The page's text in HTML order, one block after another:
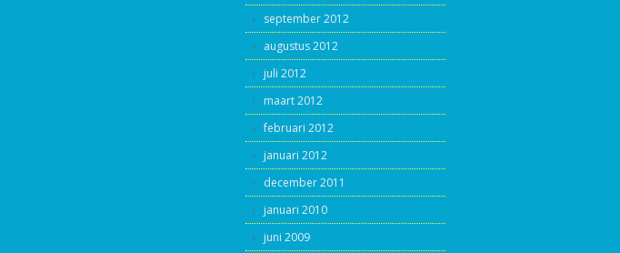
september 2012
augustus 2012
juli 2012
maart 2012
februari 2012
januari 2012
december 2011
januari 2010
juni 2009